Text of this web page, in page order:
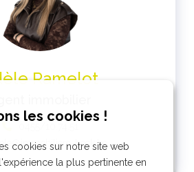
Ramelot
hock.be
les cookies !
cookies sur notre site web
la plus pertinente en